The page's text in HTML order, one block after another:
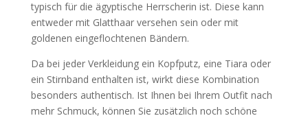
typisch für die ägyptische Herrscherin ist. Diese kann
entweder mit Glatthaar versehen sein oder mit
goldenen eingeflochtenen Bändern.
Da bei jeder Verkleidung ein Kopfputz, eine Tiara oder
ein Stirnband enthalten ist, wirkt diese Kombination
besonders authentisch. Ist Ihnen bei Ihrem Outfit nach
mehr Schmuck, können Sie zusätzlich noch schöne